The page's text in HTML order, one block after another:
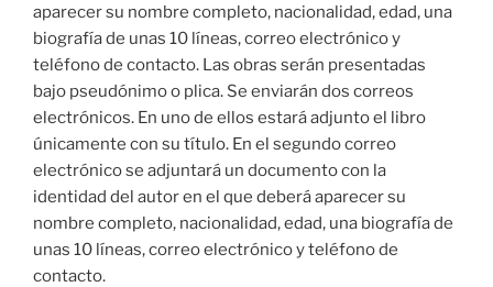
aparecer su nombre completo, nacionalidad, edad, una
biografía de unas 10 líneas, correo electrónico y
teléfono de contacto. Las obras serán presentadas
bajo pseudónimo o plica. Se enviarán dos correos
electrónicos. En uno de ellos estará adjunto el libro
únicamente con su título. En el segundo correo
electrónico se adjuntará un documento con la
identidad del autor en el que deberá aparecer su
nombre completo, nacionalidad, edad, una biografía de
unas 10 líneas, correo electrónico y teléfono de
contacto.